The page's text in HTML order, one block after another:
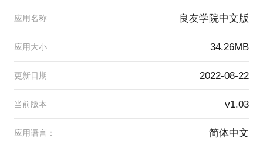
应用名称 良友学院中文版
应用大小 34.26MB
更新日期 2022-08-22
当前版本 v1.03
应用语言： 简体中文